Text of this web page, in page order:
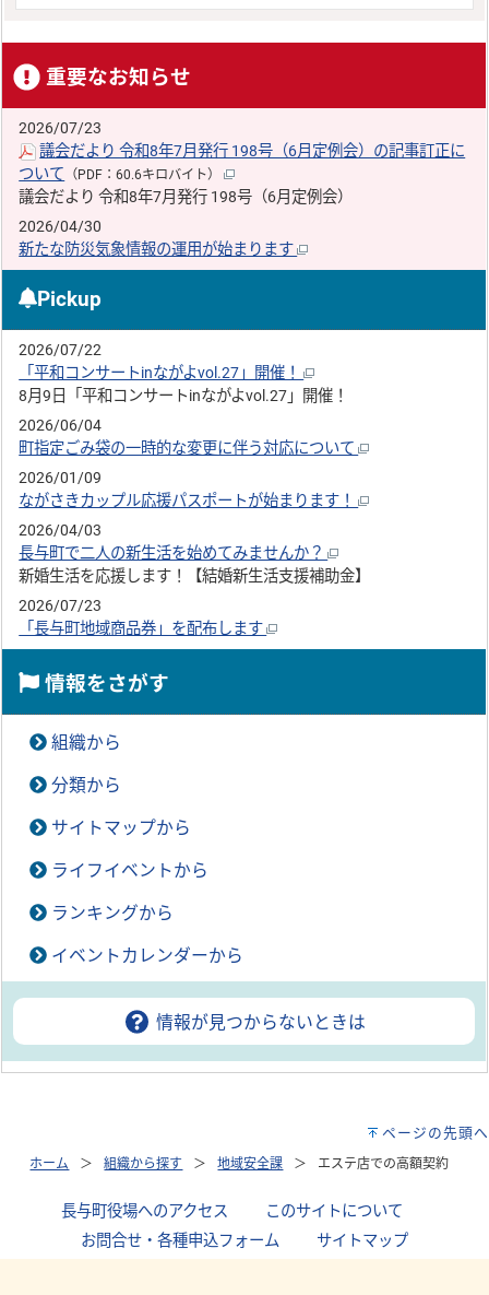
重要なお知らせ
2026/07/23
議会だより 令和8年7月発行 198号（6月定例会）の記事訂正に
ついて （PDF：60.6キロバイト）
議会だより 令和8年7月発行 198号（6月定例会）
2026/04/30
新たな防災気象情報の運用が始まります
Pickup
2026/07/22
「平和コンサートinながよvol.27」開催！
8月9日「平和コンサートinながよvol.27」開催！
2026/06/04
町指定ごみ袋の一時的な変更に伴う対応について
2026/01/09
ながさきカップル応援パスポートが始まります！
2026/04/03
長与町で二人の新生活を始めてみませんか？
新婚生活を応援します！【結婚新生活支援補助金】
2026/07/23
「長与町地域商品券」を配布します
情報をさがす
組織から
分類から
サイトマップから
ライフイベントから
ランキングから
イベントカレンダーから
情報が見つからないときは
ページの先頭へ
ホーム 組織から探す 地域安全課 エステ店での高額契約
長与町役場へのアクセス このサイトについて
お問合せ・各種申込フォーム
サイトマップ